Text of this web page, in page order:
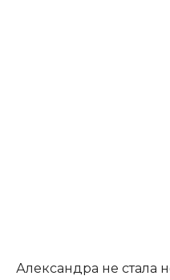
Александра не стала